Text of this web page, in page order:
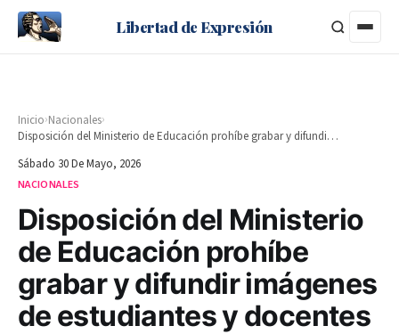
Libertad de Expresión
Inicio›Nacionales›
Disposición del Ministerio de Educación prohíbe grabar y difundir imágenes de estudiantes y docentes
Sábado 30 De Mayo, 2026
NACIONALES
Disposición del Ministerio
de Educación prohíbe
grabar y difundir imágenes
de estudiantes y docentes